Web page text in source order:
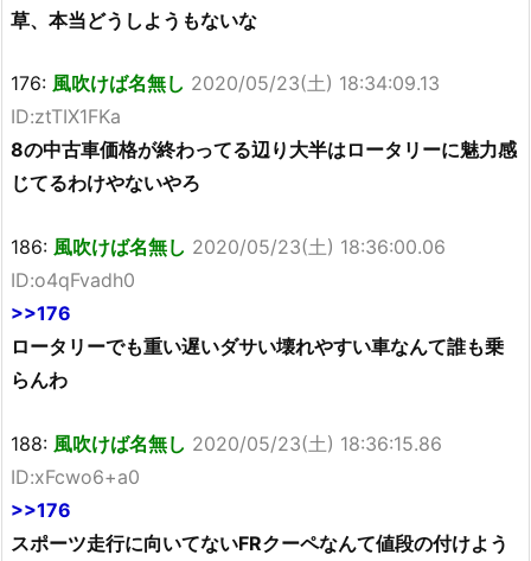
草、本当どうしようもないな
176: 風吹けば名無し 2020/05/23(土) 18:34:09.13
ID:ztTIX1FKa
8の中古車価格が終わってる辺り大半はロータリーに魅力感
じてるわけやないやろ
186: 風吹けば名無し 2020/05/23(土) 18:36:00.06
ID:o4qFvadh0
>>176
ロータリーでも重い遅いダサい壊れやすい車なんて誰も乗
らんわ
188: 風吹けば名無し 2020/05/23(土) 18:36:15.86
ID:xFcwo6+a0
>>176
スポーツ走行に向いてないFRクーペなんて値段の付けよう